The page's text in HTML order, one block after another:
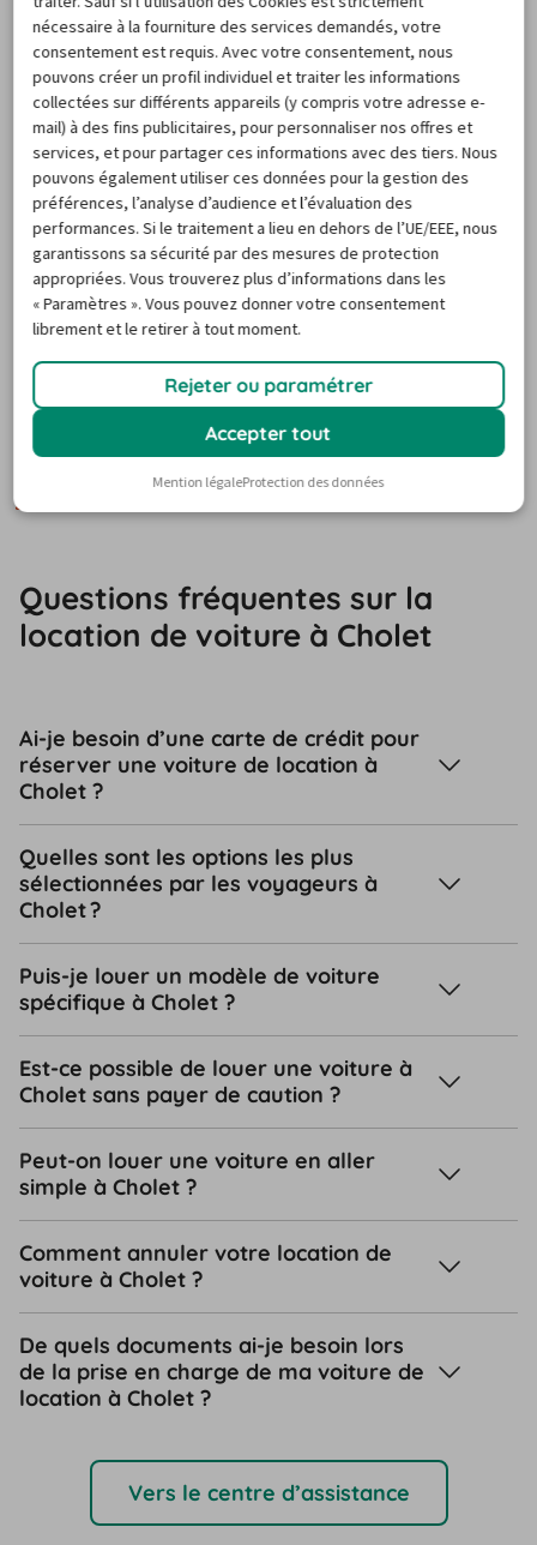
à Cholet. Saisissez vos dates de réservation et notre outil
vous affiche en quelques instants les différentes
catégories d'auto et les options ouvertes à la commande
lors de votre séjour. Grâce à nos relations étroites avec la
plupart des enseignes du secteur, vous bénéficiez de prix
négociés et très attractifs sur votre location de vehicule
chez Europcar à Cholet. Pour sélectionner le produit qui
convient le mieux à vos projets touristiques, consultez
les récents avis de nos clients. Connaissant parfaitement
toutes les destinations et à votre écoute, nos conseillers
pratiques. Ils peuvent également vous accompagner dans
la commande d'une location de voiture chez Europcar à
Cholet.
Questions fréquentes sur la
location de voiture à Cholet
Ai-je besoin d’une carte de crédit pour
réserver une voiture de location à
Cholet ?
Quelles sont les options les plus
sélectionnées par les voyageurs à
Cholet ?
Puis-je louer un modèle de voiture
spécifique à Cholet ?
Est-ce possible de louer une voiture à
Cholet sans payer de caution ?
Peut-on louer une voiture en aller
simple à Cholet ?
Comment annuler votre location de
voiture à Cholet ?
De quels documents ai-je besoin lors
de la prise en charge de ma voiture de
location à Cholet ?
Vers le centre d’assistance
nécessaire à la fourniture des services demandés, votre
consentement est requis. Avec votre consentement, nous
pouvons créer un profil individuel et traiter les informations
collectées sur différents appareils (y compris votre adresse e-
mail) à des fins publicitaires, pour personnaliser nos offres et
services, et pour partager ces informations avec des tiers. Nous
pouvons également utiliser ces données pour la gestion des
préférences, l’analyse d’audience et l’évaluation des
performances. Si le traitement a lieu en dehors de l’UE/EEE, nous
garantissons sa sécurité par des mesures de protection
appropriées. Vous trouverez plus d’informations dans les
« Paramètres ». Vous pouvez donner votre consentement
librement et le retirer à tout moment.
Rejeter ou paramétrer
Accepter tout
Mention légaleProtection des données